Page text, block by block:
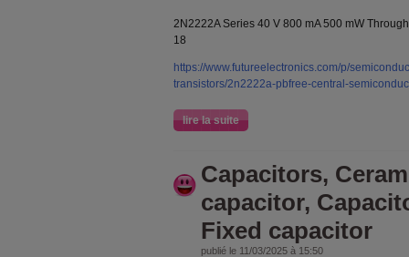
2N2222A Series 40 V 800 mA 500 mW
18
https://www.futureelectronics.com/p/
transistors/2n2222a-pbfree-central-
lire la suite
Capacitors,
capacitor,
Fixed capacitor
publié le 11/03/2025 à 15:50